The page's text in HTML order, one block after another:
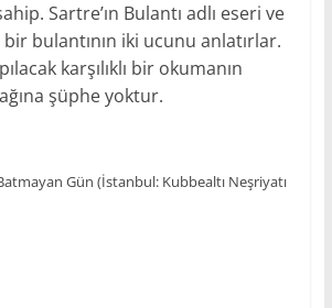
Sartre’ın Bulantı adlı eseri ve
bulantının iki ucunu anlatırlar.
karşılıklı bir okumanın
şüphe yoktur.
Gün (İstanbul: Kubbealtı Neşriyatı